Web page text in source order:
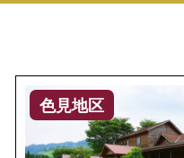
色見地区